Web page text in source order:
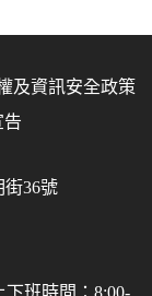
及資訊安全政策
告
街36號